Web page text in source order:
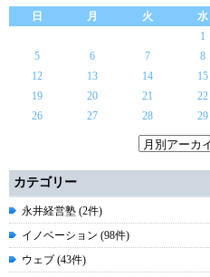
日
月 火 水
1
5
6 7 8
12
13 14 15
19
20 21 22
26
27 28 29
カテゴリー
永井経営塾 (2件)
イノベーション (98件)
ウェブ (43件)